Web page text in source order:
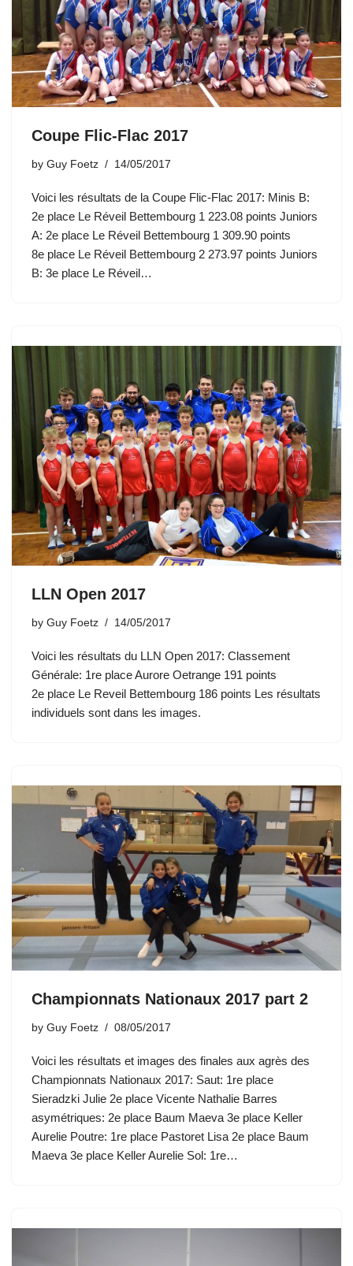
Coupe Flic-Flac 2017
by Guy Foetz 14/05/2017
Voici les résultats de la Coupe Flic-Flac 2017: Minis B:
2e place Le Réveil Bettembourg 1 223.08 points Juniors
A: 2e place Le Réveil Bettembourg 1 309.90 points
8e place Le Réveil Bettembourg 2 273.97 points Juniors
B: 3e place Le Réveil…
LLN Open 2017
by Guy Foetz 14/05/2017
Voici les résultats du LLN Open 2017: Classement
Générale: 1re place Aurore Oetrange 191 points
2e place Le Reveil Bettembourg 186 points Les résultats
individuels sont dans les images.
Championnats Nationaux 2017 part 2
by Guy Foetz 08/05/2017
Voici les résultats et images des finales aux agrès des
Championnats Nationaux 2017: Saut: 1re place
Sieradzki Julie 2e place Vicente Nathalie Barres
asymétriques: 2e place Baum Maeva 3e place Keller
Aurelie Poutre: 1re place Pastoret Lisa 2e place Baum
Maeva 3e place Keller Aurelie Sol: 1re…